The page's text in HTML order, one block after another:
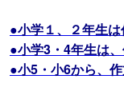
●小学１、２年生
●小学3・4年生は
●小5・小6から、